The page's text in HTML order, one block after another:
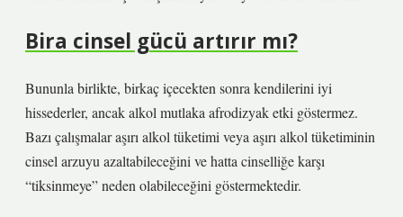
Bira cinsel gücü artırır mı?
Bununla birlikte, birkaç içecekten sonra kendilerini iyi
hissederler, ancak alkol mutlaka afrodizyak etki göstermez.
Bazı çalışmalar aşırı alkol tüketimi veya aşırı alkol tüketiminin
cinsel arzuyu azaltabileceğini ve hatta cinselliğe karşı
“tiksinmeye” neden olabileceğini göstermektedir.